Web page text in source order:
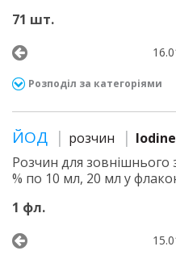
71 шт.
Розподіл за категоріями
ЙОД розчин
Iodine
Розчин для зовнішнього
% по 10 мл, 20 мл у
1 фл.